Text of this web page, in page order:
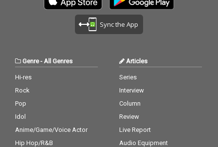
Sync the App
Genre- All Genres
Hi-res
Rock
Pop
Idol
Anime/Game/Voice Actor
Hip Hop/R&B
Articles
Series
Interview
Column
Review
Live Report
Audio Equipment